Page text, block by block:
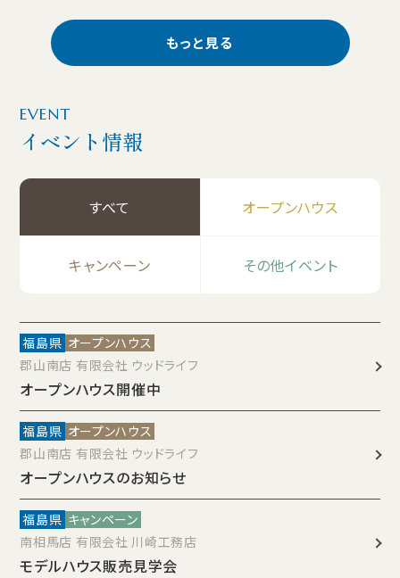
もっと見る
EVENT
イベント情報
すべて オープンハウス
キャンペーン その他イベント
福島県 オープンハウス
郡山南店 有限会社 ウッドライフ
オープンハウス開催中
福島県 オープンハウス
郡山南店 有限会社 ウッドライフ
オープンハウスのお知らせ
福島県 キャンペーン
南相馬店 有限会社 川崎工務店
モデルハウス販売見学会